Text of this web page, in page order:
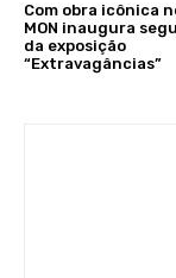
Com obra icônica
MON inaugura
da exposição
“Extravagâncias”